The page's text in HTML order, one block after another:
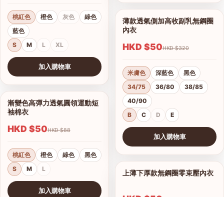
桃紅色 橙色 灰色
綠色
藍色
S
M L XL
加入購物車
1/15
查看圖片
漸變色高彈力透氣圓領運動短
袖棉衣
HKD $50 HKD $88
桃紅色 橙色 綠色
黑色
S
M L
加入購物車
1/17
薄款透氣側加高收副乳無鋼圈
內衣
HKD $50 HKD $320
米膚色 深藍色
黑色
34/75
36/80
38/85
40/90
B
C D E
加入購物車
1/12
查看圖片
上薄下厚款無鋼圈零束壓內衣
English